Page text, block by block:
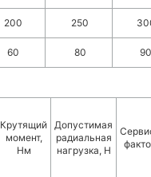
200 250
60 80 90
Крутящий
момент,
Нм
Допустимая
радиальная
нагрузка, Н